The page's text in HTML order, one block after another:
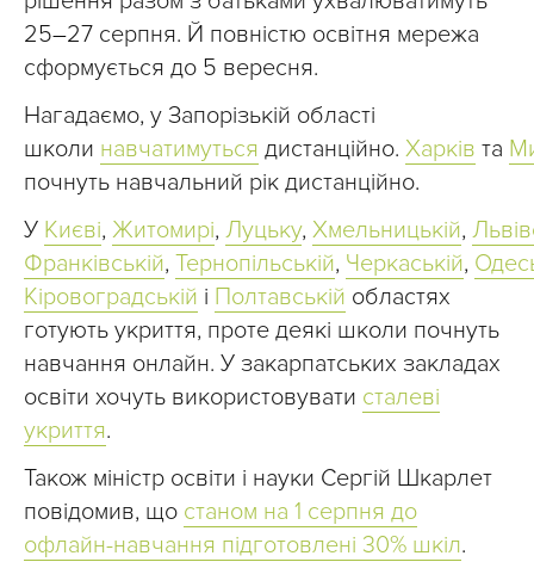
25–27 серпня. Й повністю освітня мережа
сформується до 5 вересня.
Нагадаємо, у Запорізькій області
школи навчатимуться дистанційно. Харків та
почнуть навчальний рік дистанційно.
У Києві, Житомирі, Луцьку, Хмельницькій,
Франківській, Тернопільській, Черкаській,
Кіровоградській і Полтавській областях
готують укриття, проте деякі школи почнуть
навчання онлайн. У закарпатських закладах
освіти хочуть використовувати сталеві
укриття.
Також міністр освіти і науки Сергій Шкарлет
повідомив, що станом на 1 серпня до
офлайн-навчання підготовлені 30% шкіл.